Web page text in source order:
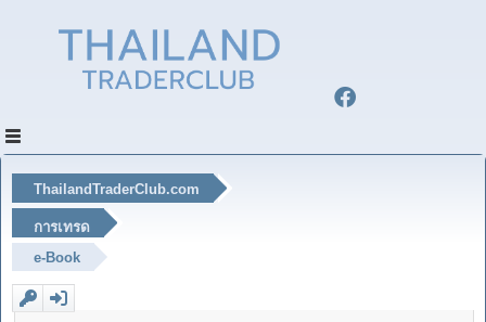
ThailandTraderClub.com
การเทรด
e-Book